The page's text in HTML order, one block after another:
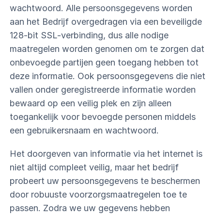
wachtwoord. Alle persoonsgegevens worden
aan het Bedrijf overgedragen via een beveiligde
128-bit SSL-verbinding, dus alle nodige
maatregelen worden genomen om te zorgen dat
onbevoegde partijen geen toegang hebben tot
deze informatie. Ook persoonsgegevens die niet
vallen onder geregistreerde informatie worden
bewaard op een veilig plek en zijn alleen
toegankelijk voor bevoegde personen middels
een gebruikersnaam en wachtwoord.
Het doorgeven van informatie via het internet is
niet altijd compleet veilig, maar het bedrijf
probeert uw persoonsgegevens te beschermen
door robuuste voorzorgsmaatregelen toe te
passen. Zodra we uw gegevens hebben